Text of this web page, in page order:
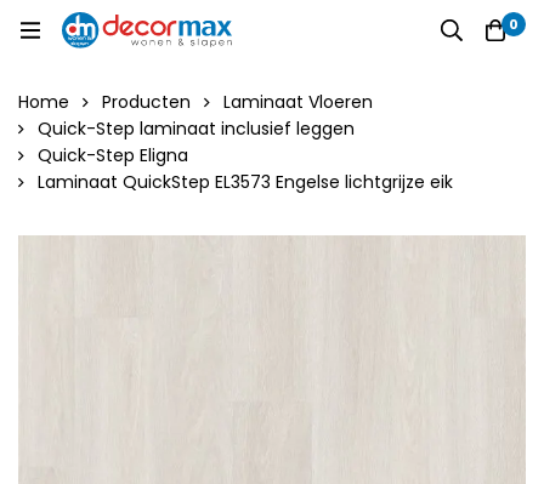
0
Home Producten
Laminaat Vloeren
Quick-Step laminaat inclusief leggen
Quick-Step Eligna
Laminaat QuickStep EL3573 Engelse lichtgrijze eik